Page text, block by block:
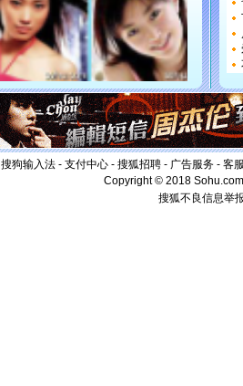
[圣诞节]
如意,快
[元旦]
看
断电。
你是我
[元旦]
起；二是
离。水晶
[元旦]当
泣，这痛
卖了。水
[春节] 风
颜！冬去
道一声
搜狗输入法 - 支付中心 - 搜狐招聘 - 广告服务 - 客
Copyright © 2018
搜狐不良信息举